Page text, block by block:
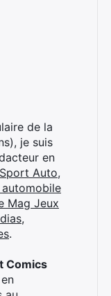
de la
je suis
en
Auto,
Mag Jeux
.
Comics